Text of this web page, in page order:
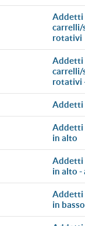
addetti alla conduzione di
carrelli/
rotativi
addetti alla conduzione di
carrelli/
rotativi
addetti alla conduzione di gru a torre a rotazione
in alto
addetti alla conduzione di gru a torre a rotazione
in alto -
addetti alla conduzione di gru a torre a rotazione
in basso